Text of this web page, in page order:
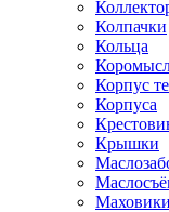
Колпачки
Кольца
Корпус
Корпуса
Крышки
Маховики